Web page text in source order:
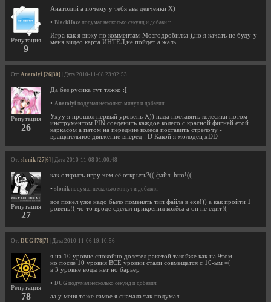
Репутация
9
Анатолий а почему у тебя ава девченки Х)
• BlackHaze подумал несколько секунд и добавил:
Игра как я вижу по комментам-Мозгодробилка:),но я качать не буду-у
меня видео карта ИНТЕЛ,не пойдет а жаль
От: Anatolyi [26|30] | Дата 2010-11-08 23:02:53
Репутация
26
Да без русика тут тяжко :[
• Anatolyi подумал несколько минут и добавил:
Ухуу я прошол первый уровень X)) нада поставить колесики потом
инструментом PIN соеденить каждое колесо с красной фигней етой
каркасом а патом на передние колеса поставить стрелочу -
вращятельное движение вперед : D Какой я молодец xDD
От: slonik [27|6] | Дата 2010-11-08 01:00:48
Репутация
27
как открыть игру чем её открыть?(( файл .htm!((
• slonik подумал несколько минут и добавил:
всё понел уже надо было поменять тип файла в exe!)) а как пройти 1
ровень!( чо то вроде сделал прикрепил колёса а он не едит!(
От: DUG [78|7] | Дата 2010-11-06 19:10:56
Репутация
78
я на 10 уровне спокойно долетел ракетой такойже как на 9том
но после 10 уровня ВСЕ уровни стали совмещатся с 10-ым =(
в 3 уровне воды нет но барьер
• DUG подумал несколько секунд и добавил:
аа у меня тоже самое я сначала так подумал